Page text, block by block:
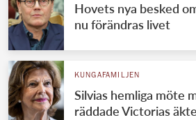
Hovets nya besked
nu förändras livet
KUNGAFAMILJEN
Silvias hemliga möte
räddade Victorias